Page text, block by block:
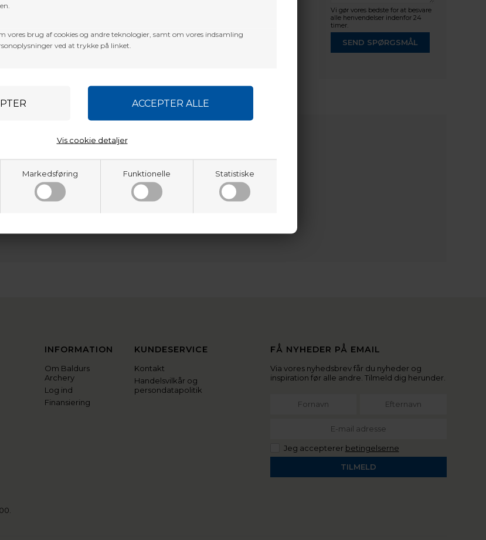
vores brug af cookies og andre teknologier, samt om vores indsamling
ved at trykke på linket.
Markedsføring Funktionelle Statistiske
Vis cookie detaljer
Vi gør vores bedste for at besvare
alle henvendelser indenfor 24
timer.
SEND SPØRGSMÅL
for easy cord adjustment.
INFORMATION
Om Baldurs
Archery
Log ind
Finansiering
KUNDESERVICE
Kontakt
Handelsvilkår og
persondatapolitik
FÅ NYHEDER PÅ EMAIL
Via vores nyhedsbrev får du nyheder og
inspiration før alle andre. Tilmeld dig herunder.
Jeg accepterer betingelserne